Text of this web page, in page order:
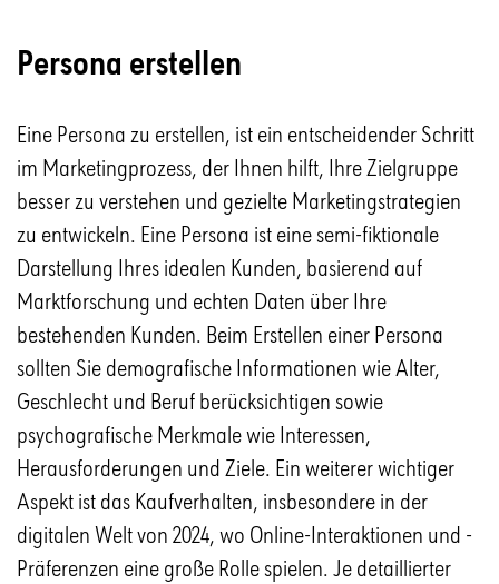
Persona erstellen
Eine Persona zu erstellen, ist ein entscheidender Schritt
im Marketingprozess, der Ihnen hilft, Ihre Zielgruppe
besser zu verstehen und gezielte Marketingstrategien
zu entwickeln. Eine Persona ist eine semi-fiktionale
Darstellung Ihres idealen Kunden, basierend auf
Marktforschung und echten Daten über Ihre
bestehenden Kunden. Beim Erstellen einer Persona
sollten Sie demografische Informationen wie Alter,
Geschlecht und Beruf berücksichtigen sowie
psychografische Merkmale wie Interessen,
Herausforderungen und Ziele. Ein weiterer wichtiger
Aspekt ist das Kaufverhalten, insbesondere in der
digitalen Welt von 2024, wo Online-Interaktionen und -
Präferenzen eine große Rolle spielen. Je detaillierter